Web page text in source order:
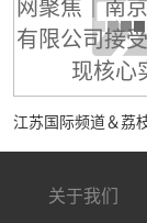
关于我们